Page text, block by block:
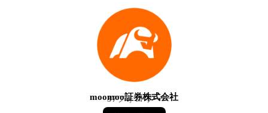
moomoo証券株式会社
37フォロワー